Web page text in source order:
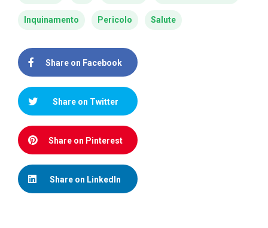
Inquinamento Pericolo Salute
Share on Facebook
Share on Twitter
Share on Pinterest
Share on LinkedIn